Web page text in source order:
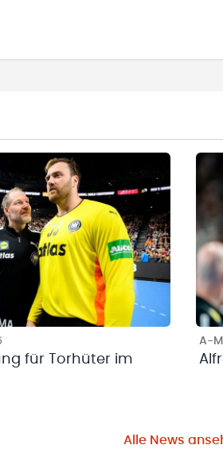
für Torhüter im
A-
Alle News